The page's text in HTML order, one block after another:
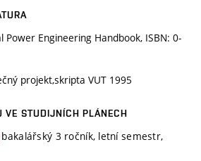
Power Engineering Handbook, ISBN: 0-
projekt,skripta VUT 1995
VE STUDIJNÍCH PLÁNECH
bakalářský 3 ročník, letní semestr,